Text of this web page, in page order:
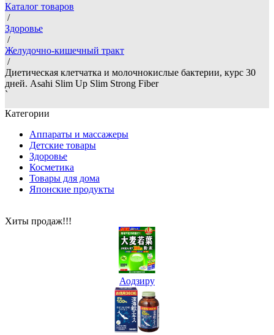
Каталог товаров
/
Здоровье
/
Желудочно-кишечный тракт
/
Диетическая клетчатка и молочнокислые бактерии, курс 30
дней. Asahi Slim Up Slim Strong Fiber
`
Категории
Аппараты и массажеры
Детские товары
Здоровье
Косметика
Товары для дома
Японские продукты
Хиты продаж!!!
Аодзиру